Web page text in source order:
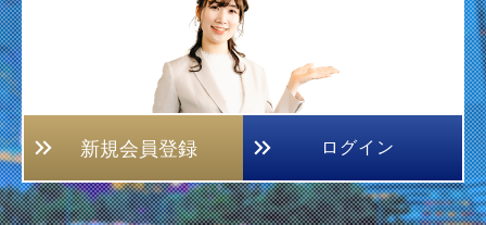
新規会員登録 ログイン